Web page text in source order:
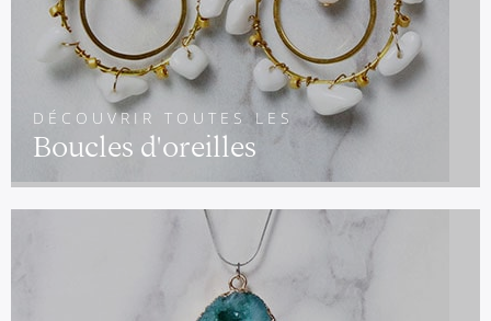
DÉCOUVRIR TOUTES LES
Boucles d'oreilles